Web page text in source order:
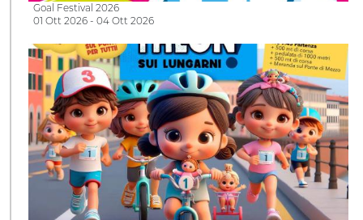
Goal Festival 2026
01 Ott 2026 - 04 Ott 2026